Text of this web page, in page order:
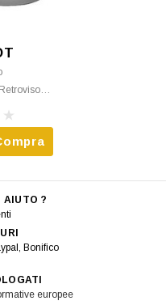
2009-2012,
AIUTO ?
Bonifico
europee